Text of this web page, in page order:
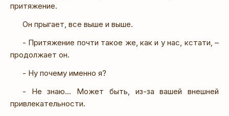
притяжение.
Он прыгает, все выше и выше.
- Притяжение почти такое же, как и у нас, кстати, –
продолжает он.
- Ну почему именно я?
- Не знаю... Может быть, из-за вашей внешней
привлекательности.